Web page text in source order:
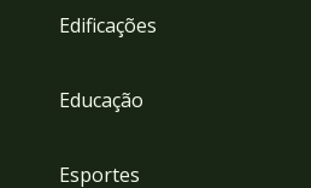
Edificações
Educação
Esportes